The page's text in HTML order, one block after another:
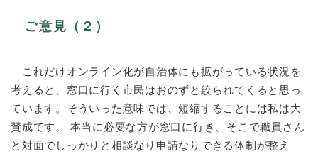
ご意見（２）
これだけオンライン化が自治体にも拡がっている状況を
考えると、窓口に行く市民はおのずと絞られてくると思っ
ています。そういった意味では、短縮することには私は大
賛成です。 本当に必要な方が窓口に行き、そこで職員さん
と対面でしっかりと相談なり申請なりできる体制が整え